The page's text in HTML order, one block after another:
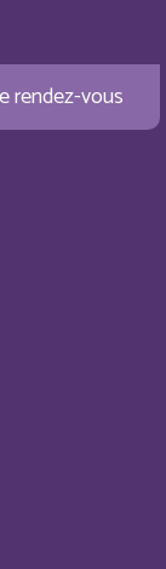
rendez-vous